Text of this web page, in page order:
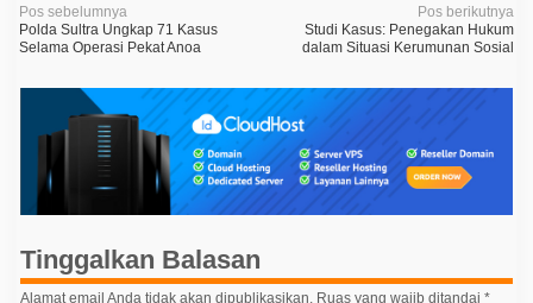
N
a
v
p
o
Pos sebelumnya
Polda Sultra Ungkap 71 Kasus
Selama Operasi Pekat Anoa
Pos berikutnya
Studi Kasus: Penegakan Hukum
dalam Situasi Kerumunan Sosial
Tinggalkan Balasan
Alamat email Anda tidak akan dipublikasikan. Ruas yang wajib ditandai *